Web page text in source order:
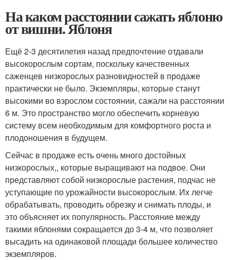
На каком расстоянии сажать яблоню
от вишни. Яблоня
Ещё 2-3 десятилетия назад предпочтение отдавали
высокорослым сортам, поскольку качественных
саженцев низкорослых разновидностей в продаже
практически не было. Экземпляры, которые станут
высокими во взрослом состоянии, сажали на расстоянии
6 м. Это пространство могло обеспечить корневую
систему всем необходимым для комфортного роста и
плодоношения в будущем.
Сейчас в продаже есть очень много достойных
низкорослых,, которые выращивают на подвое. Они
представляют собой низкорослые растения, подчас не
уступающие по урожайности высокорослым. Их легче
обрабатывать, проводить обрезку и снимать плоды, и
это объясняет их популярность. Расстояние между
такими яблонями сокращается до 3-4 м, что позволяет
высадить на одинаковой площади большее количество
экземпляров.